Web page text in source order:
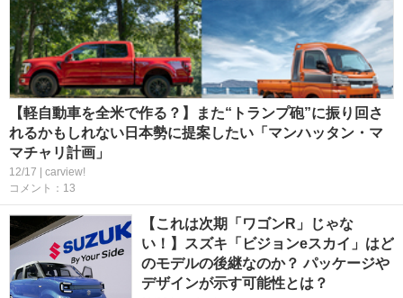
【軽自動車を全米で作る？】また“トランプ砲”に振り回さ
れるかもしれない日本勢に提案したい「マンハッタン・マ
マチャリ計画」
12/17 | carview!
コメント：13
【これは次期「ワゴンR」じゃな
い！】スズキ「ビジョンeスカイ」はど
のモデルの後継なのか？ パッケージや
デザインが示す可能性とは？